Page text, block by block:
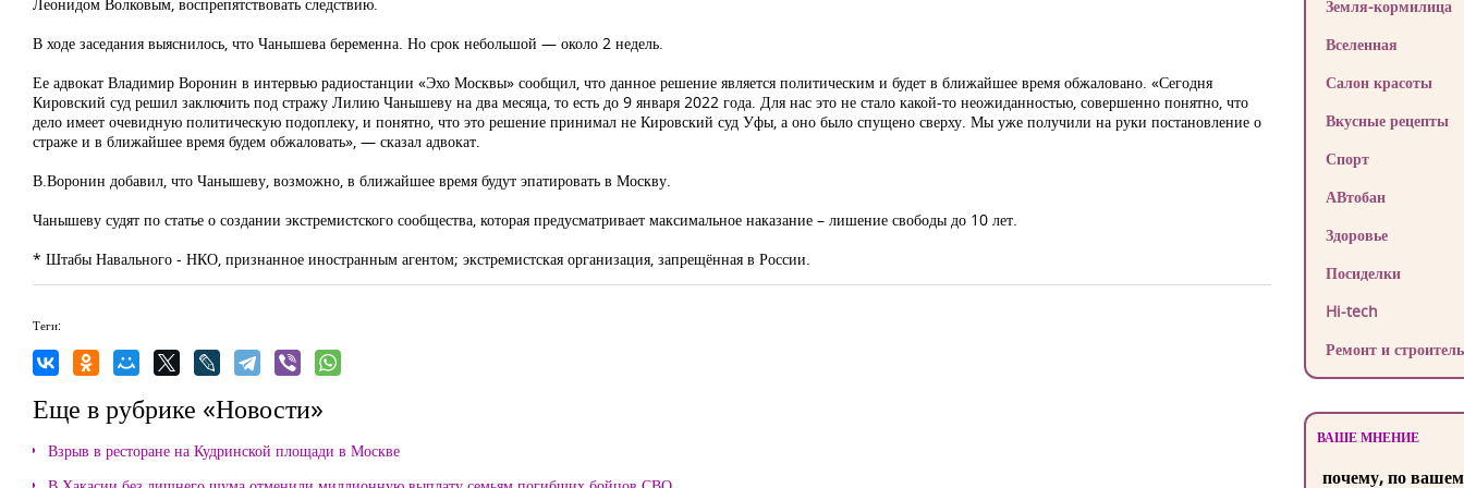
В ходе заседания выяснилось, что Чанышева беременна. Но срок небольшой — около 2 недель.
Ее адвокат Владимир Воронин в интервью радиостанции «Эхо Москвы» сообщил, что данное решение является политическим и будет в ближайшее время обжаловано. «Сегодня
Кировский суд решил заключить под стражу Лилию Чанышеву на два месяца, то есть до 9 января 2022 года. Для нас это не стало какой-то неожиданностью, совершенно понятно, что
дело имеет очевидную политическую подоплеку, и понятно, что это решение принимал не Кировский суд Уфы, а оно было спущено сверху. Мы уже получили на руки постановление о
страже и в ближайшее время будем обжаловать», — сказал адвокат.
В.Воронин добавил, что Чанышеву, возможно, в ближайшее время будут эпатировать в Москву.
Чанышеву судят по статье о создании экстремистского сообщества, которая предусматривает максимальное наказание – лишение свободы до 10 лет.
* Штабы Навального - НКО, признанное иностранным агентом; экстремистская организация, запрещённая в России.
Теги:
Еще в рубрике «Новости»
Взрыв в ресторане на Кудринской площади в Москве
Земля-кормилица
Вселенная
Салон красоты
Вкусные рецепты
Спорт
АВтобан
Здоровье
Посиделки
Hi-tech
Ремонт и
ВАШЕ МНЕНИЕ
почему, по